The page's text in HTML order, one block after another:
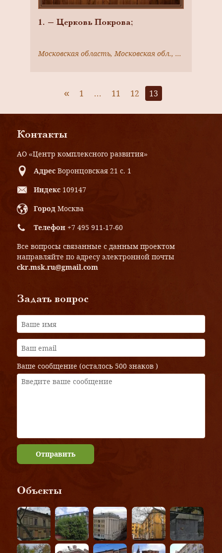
1. — Церковь Покрова;
Московская область, Московская обл., г. Коломна, Москворецкий пер., 8
« 1 … 11 12 13
Контакты
АО «Центр комплексного развития»
Адрес Воронцовская 21 с. 1
Индекс 109147
Город Москва
Телефон +7 495 911-17-60
Все вопросы связанные с данным проектом
направляйте по адресу электронной почты
ckr.msk.ru@gmail.com
Задать вопрос
Ваше сообщение (осталось 500 знаков )
Отправить
Объекты